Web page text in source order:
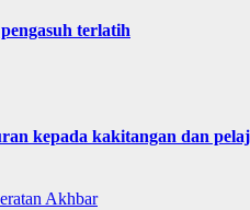
terlatih
kepada kakitangan dan
Akhbar